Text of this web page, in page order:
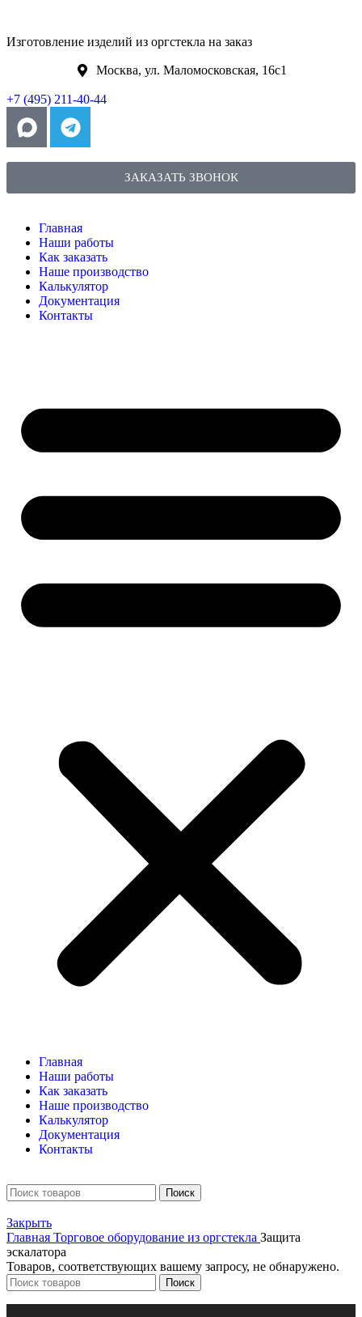
Изготовление изделий из оргстекла на заказ
Москва, ул. Маломосковская, 16с1
+7 (495) 211-40-44
ЗАКАЗАТЬ ЗВОНОК
Главная
Наши работы
Как заказать
Наше производство
Калькулятор
Документация
Контакты
Главная
Наши работы
Как заказать
Наше производство
Калькулятор
Документация
Контакты
Поиск
Закрыть
Главная Торговое оборудование из оргстекла Защита
эскалатора
Товаров, соответствующих вашему запросу, не обнаружено.
Поиск